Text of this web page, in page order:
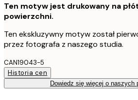
Ten motyw jest drukowany na
powierzchni.
Ten ekskluzywny motyw został
przez fotografa z naszego studia.
CAN19043-5
Historia cen
Dowiedz się więcej o naszych